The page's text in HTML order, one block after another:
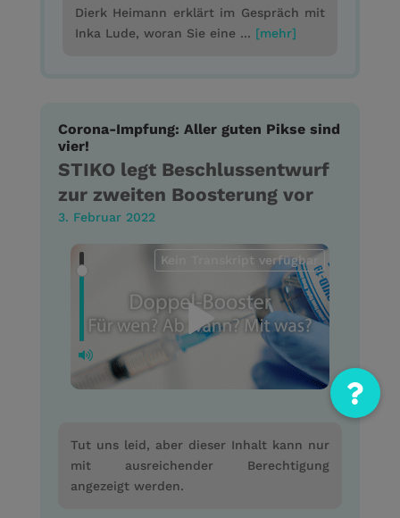
Dierk Heimann erklärt im Gespräch mit
Inka Lude, woran Sie eine ... [mehr]
Corona-Impfung: Aller guten Pikse sind
vier!
STIKO legt Beschlussentwurf
zur zweiten Boosterung vor
3. Februar 2022
Kein Transkript verfügbar
Tut uns leid, aber dieser Inhalt kann nur
mit ausreichender Berechtigung
angezeigt werden.